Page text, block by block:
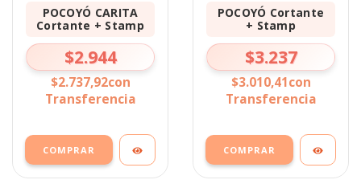
POCOYÓ CARITA
Cortante + Stamp
$2.944
$2.737,92con
Transferencia
COMPRAR
POCOYÓ Cortante
+ Stamp
$3.237
$3.010,41con
Transferencia
COMPRAR